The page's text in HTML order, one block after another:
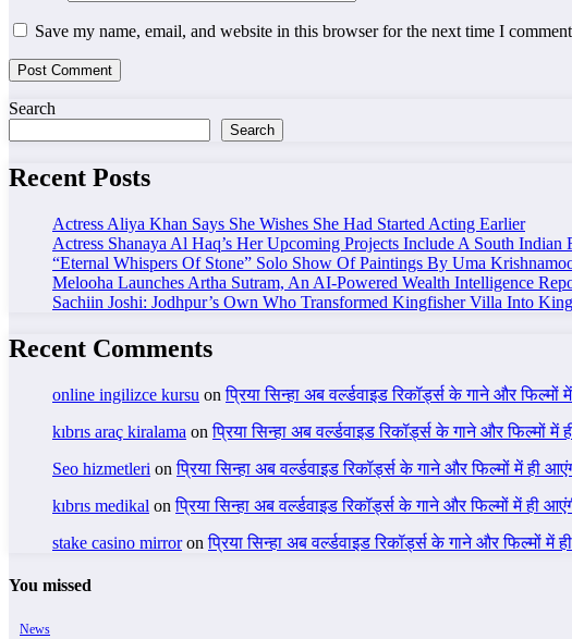
Save my name, email, and website in this browser for the next time I
Search
Search
Recent Posts
Actress Aliya Khan Says She Wishes She Had Started Acting Earlier
Actress Shanaya Al Haq’s Her Upcoming Projects Include A South
“Eternal Whispers Of Stone” Solo Show Of Paintings By Uma
Melooha Launches Artha Sutram, An AI-Powered Wealth Intelligence
Sachiin Joshi: Jodhpur’s Own Who Transformed Kingfisher Villa Into
Recent Comments
online ingilizce kursu onप्रिया सिन्हा अब वर्ल्डवाइड रिकॉर्ड्स के गाने और
kıbrıs araç kiralama onप्रिया सिन्हा अब वर्ल्डवाइड रिकॉर्ड्स के गाने और फिल्मों
Seo hizmetleri onप्रिया सिन्हा अब वर्ल्डवाइड रिकॉर्ड्स के गाने और फिल्मों में ही
kıbrıs medikal onप्रिया सिन्हा अब वर्ल्डवाइड रिकॉर्ड्स के गाने और फिल्मों में ही
stake casino mirroronप्रिया सिन्हा अब वर्ल्डवाइड रिकॉर्ड्स के गाने और फिल्मों
You missed
News